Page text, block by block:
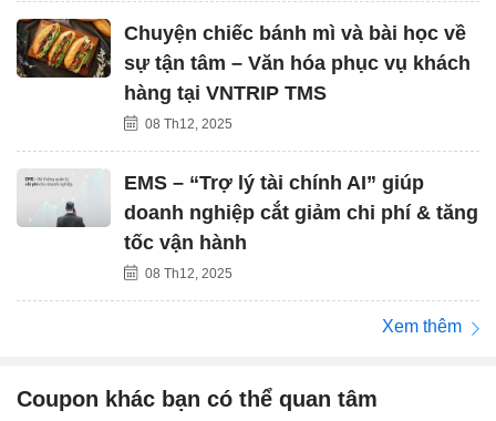
Chuyện chiếc bánh mì và bài học về
sự tận tâm – Văn hóa phục vụ khách
hàng tại VNTRIP TMS
08 Th12, 2025
EMS – “Trợ lý tài chính AI” giúp
doanh nghiệp cắt giảm chi phí & tăng
tốc vận hành
08 Th12, 2025
Xem thêm
Coupon khác bạn có thể quan tâm